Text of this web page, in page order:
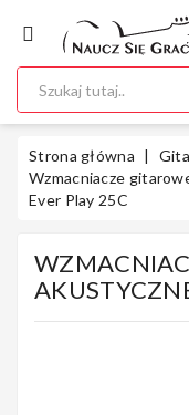
KATEGORIA
Ukulele
Strona główna
Wzmacniacze
Ever Play 25C